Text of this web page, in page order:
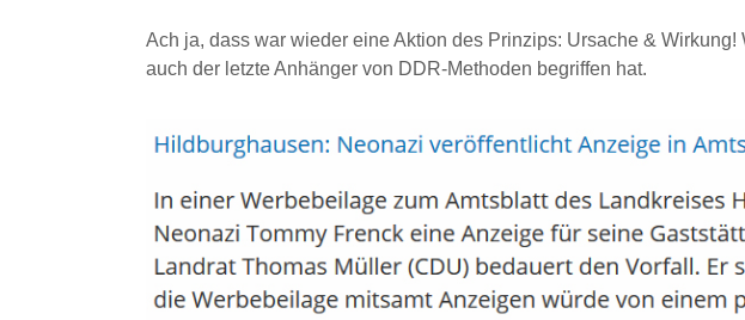
Ach ja, dass war wieder eine Aktion des Prinzips: Ursache &
auch der letzte Anhänger von DDR-Methoden begriffen hat.